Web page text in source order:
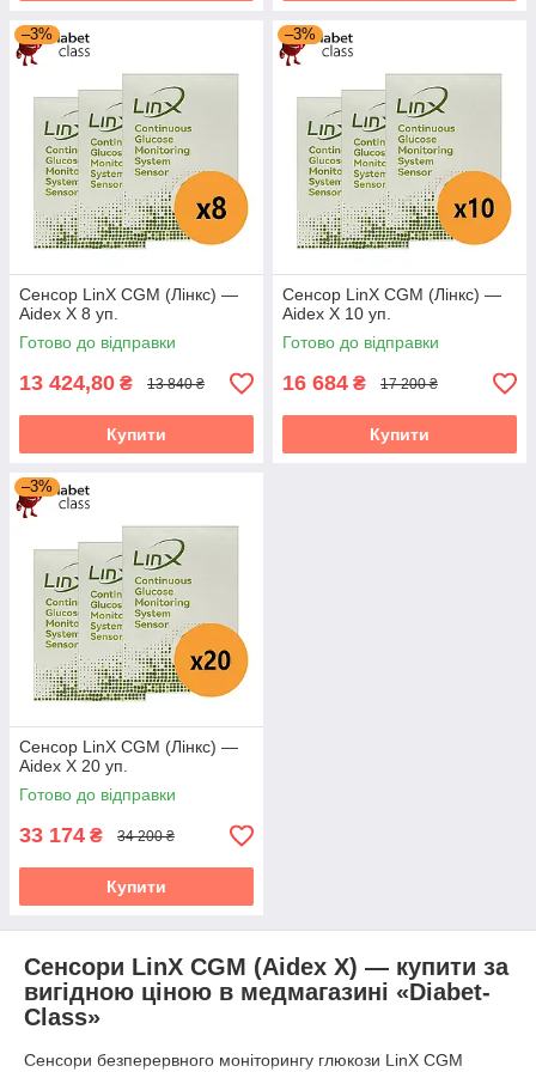
–3%
Сенсор LinX CGM (Лінкс) —
Aidex X 8 уп.
Готово до відправки
13 424,80 ₴ 13 840 ₴
Купити
–3%
Сенсор LinX CGM (Лінкс) —
Aidex X 10 уп.
Готово до відправки
16 684 ₴ 17 200 ₴
Купити
–3%
Сенсор LinX CGM (Лінкс) —
Aidex X 20 уп.
Готово до відправки
33 174 ₴ 34 200 ₴
Купити
Сенсори LinX CGM (Aidex X) — купити за
вигідною ціною в медмагазині «Diabet-
Class»
Сенсори безперервного моніторингу глюкози LinX CGM